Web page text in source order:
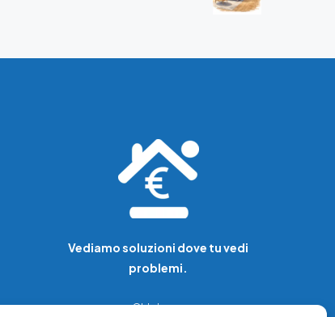
Vediamo soluzioni dove tu vedi
problemi.
Chi siamo